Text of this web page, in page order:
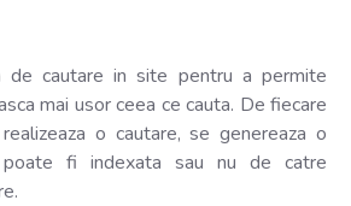
de cautare in site pentru a permite
mai usor ceea ce cauta. De fiecare
o cautare, se genereaza o
poate fi indexata sau nu de catre